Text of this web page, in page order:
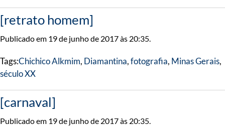
[retrato homem]
Publicado em 19 de junho de 2017 às 20:35.
Tags:Chichico Alkmim, Diamantina,fotografia, Minas Gerais,
século XX
[carnaval]
Publicado em 19 de junho de 2017 às 20:35.